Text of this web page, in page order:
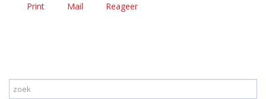
Print Mail Reageer